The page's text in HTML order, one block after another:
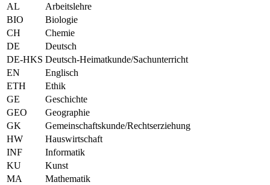
AL
Arbeitslehre
BIO
Biologie
CH
Chemie
DE
Deutsch
DE-HKS Deutsch-Heimatkunde/Sachunterricht
EN
Englisch
ETH
Ethik
GE
Geschichte
GEO
Geographie
GK
Gemeinschaftskunde/Rechtserziehung
HW
Hauswirtschaft
INF
Informatik
KU
Kunst
MA
Mathematik